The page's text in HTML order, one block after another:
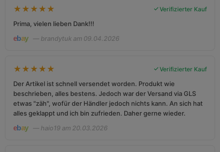
★ ★ ★ ★ ★ Verifizierter Kauf
Prima, vielen lieben Dank!!!
— brandytuk am 09.04.2026
★ ★ ★ ★ ★ Verifizierter Kauf
Der Artikel ist schnell versendet worden. Produkt wie
beschrieben, alles bestens. Jedoch war der Versand via GLS
etwas "zäh", wofür der Händler jedoch nichts kann. An sich hat
alles geklappt und ich bin zufrieden. Daher gerne wieder.
— haio19 am 20.03.2026